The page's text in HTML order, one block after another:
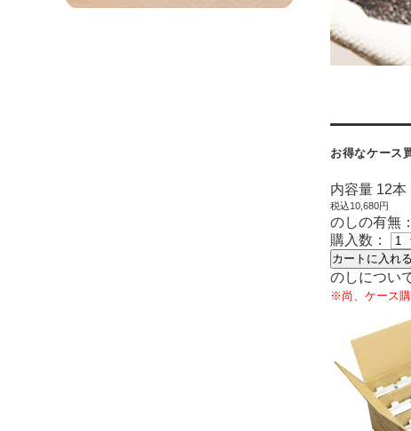
お得なケース
内容量 12本
税込10,680円
のしの有無：
購入数：
カートに入れる
のしについ
※尚、ケース購